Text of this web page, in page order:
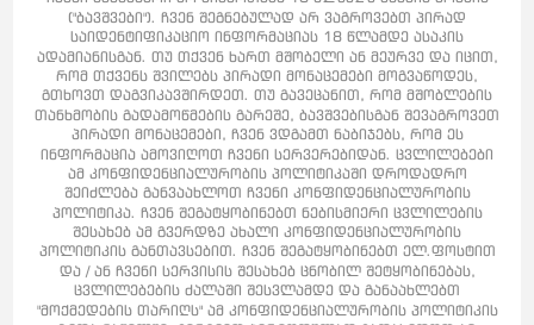
("ბავშვები"). ჩვენ შეგნებულად არ ვაგროვებთ პირად
საიდენტიფიკაციო ინფორმაციას 18 წლამდე ასაკის
ადამიანისგან. თუ თქვენ ხართ მშობელი ან მეურვე და იცით,
რომ თქვენს შვილებს პირადი მონაცემები მოგვაწოდეს,
გთხოვთ დაგვიკავშირდეთ. თუ გავეცანით, რომ მშობლების
თანხმობის გადამოწმების გარეშე, ბავშვებისგან შევაგროვეთ
პირადი მონაცემები, ჩვენ ვდგამთ ნაბიჯებს, რომ ეს
ინფორმაცია ამოვიღოთ ჩვენი სერვერებიდან. ცვლილებები
ამ კონფიდენციალურობის პოლიტიკაში დროდადრო
შეიძლება განვაახლოთ ჩვენი კონფიდენციალურობის
პოლიტიკა. ჩვენ შეგატყობინებთ ნებისმიერი ცვლილების
შესახებ ამ გვერდზე ახალი კონფიდენციალურობის
პოლიტიკის განთავსებით. ჩვენ შეგატყობინებთ ელ.ფოსტით
და / ან ჩვენი სერვისის შესახებ ცნობილ შეტყობინებას,
ცვლილებების ძალაში შესვლამდე და განაახლებთ
"მოქმედების თარიღს" ამ კონფიდენციალურობის პოლიტიკის